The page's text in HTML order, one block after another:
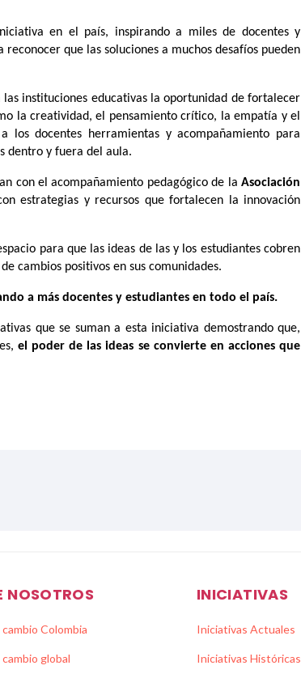
en el país, inspirando a miles de docentes y
que las soluciones a muchos desafíos pueden
instituciones educativas la oportunidad de fortalecer
la creatividad, el pensamiento crítico, la empatía y el
docentes herramientas y acompañamiento para
dentro y fuera del aula.
con el acompañamiento pedagógico de la Asociación
estrategias y recursos que fortalecen la innovación
para que las ideas de las y los estudiantes cobren
cambios positivos en sus comunidades.
a más docentes y estudiantes en todo el país.
que se sumana esta iniciativa demostrandoque,
el poder de las ideas se convierte en acciones que
NOSOTROS
Colombia
global
INICIATIVAS
Iniciativas Actuales
Iniciativas Históricas